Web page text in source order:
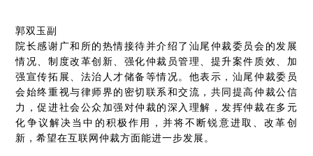
郭双玉副
院长感谢广和所的热情接待并介绍了汕尾仲裁委员会的发展
情况、制度改革创新、强化仲裁员管理、提升案件质效、加
强宣传拓展、法治人才储备等情况。他表示，汕尾仲裁委员
会始终重视与律师界的密切联系和交流，共同提高仲裁公信
力，促进社会公众加强对仲裁的深入理解，发挥仲裁在多元
化争议解决当中的积极作用，并将不断锐意进取、改革创
新，希望在互联网仲裁方面能进一步发展。